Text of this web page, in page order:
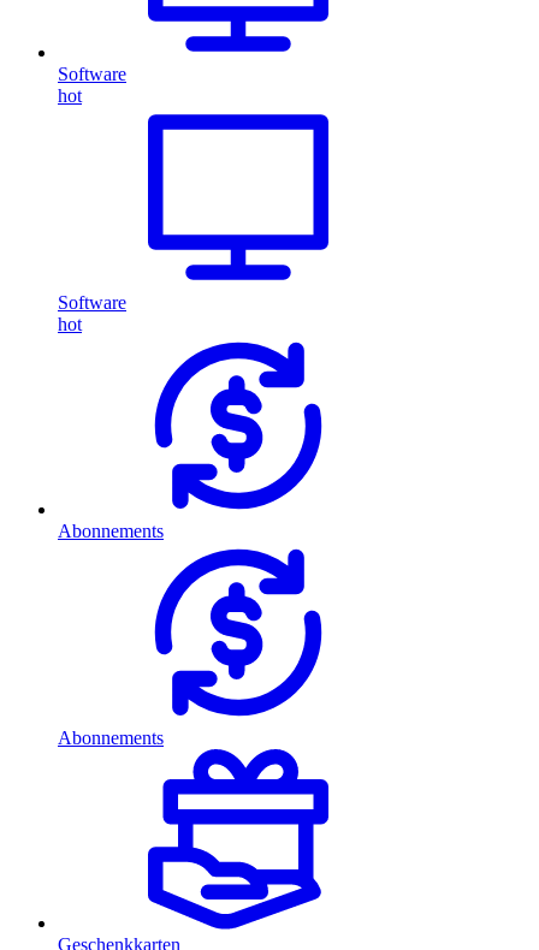
Software
hot
Software
hot
Abonnements
Abonnements
Geschenkkarten